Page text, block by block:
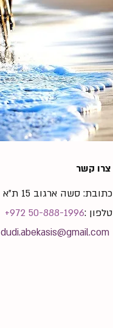
צרו קשר
כתובת: סשה ארגוב 15 ת"א
⁦+972 50-888-1996 : טלפון
dudi.abekasis@gmail.com